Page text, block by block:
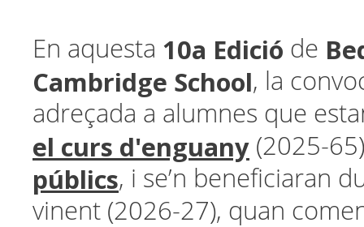
En aquesta 10a Edició de
Cambridge School, la
adreçada a alumnes que
el curs d'enguany (2025-
públics, i se’n beneficiaran
vinent (2026-27), quan